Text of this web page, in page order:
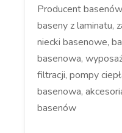
Producent
baseny z laminatu,
niecki basenowe,
basenowa,
filtracji, pompy
basenowa,
basenów